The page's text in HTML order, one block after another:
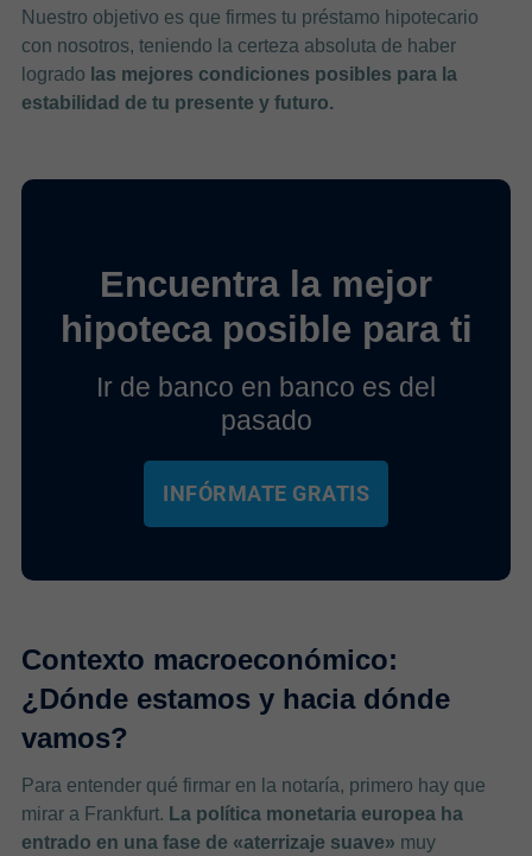
Nuestro objetivo es que firmes tu préstamo hipotecario
con nosotros, teniendo la certeza absoluta de haber
logrado las mejores condiciones posibles para la
estabilidad de tu presente y futuro.
Encuentra la mejor
hipoteca posible para ti
Ir de banco en banco es del
pasado
INFÓRMATE GRATIS
Contexto macroeconómico:
¿Dónde estamos y hacia dónde
vamos?
Para entender qué firmar en la notaría, primero hay que
mirar a Frankfurt. La política monetaria europea ha
entrado en una fase de «aterrizaje suave» muy